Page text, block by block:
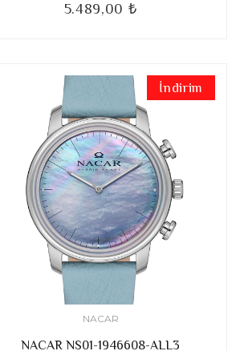
5.489,00 ₺
İndirim
NACAR
NACAR NS01-1946608-ALL3